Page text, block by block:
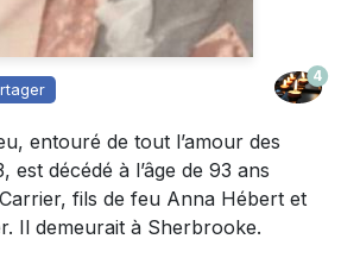
4
entouré de tout l’amour des
est décédé à l’âge de 93 ans
fils de feu Anna Hébert et
Il demeurait à Sherbrooke.